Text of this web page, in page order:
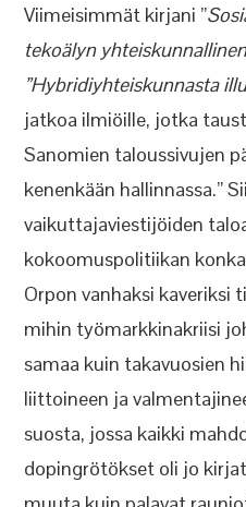
Viimeisimmät kirjani ”
tekoälyn
”Hybridiyhteiskunnasta
jatkoa ilmiöille, jotka
Sanomien taloussivujen
kenenkään hallinnassa.”
vaikuttajaviestijöiden
kokoomuspolitiikan
Orpon vanhaksi kaveriksi
mihin työmarkkinakriisi
samaa kuin takavuosien
liittoineen ja
suosta, jossa kaikki
dopingrötökset oli jo